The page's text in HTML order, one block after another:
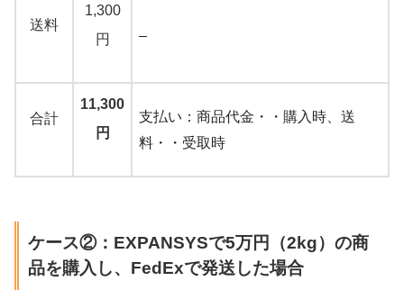
送料
1,300
円
–
合計
11,300
円
支払い：商品代金・・購入時、送
料・・受取時
ケース②：EXPANSYSで5万円（2kg）の商
品を購入し、FedExで発送した場合